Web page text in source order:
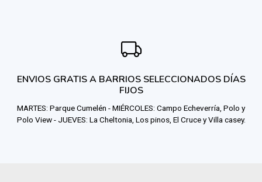
ENVIOS GRATIS A BARRIOS SELECCIONADOS DÍAS
FIJOS
MARTES: Parque Cumelén - MIÉRCOLES: Campo Echeverría, Polo y
Polo View - JUEVES: La Cheltonia, Los pinos, El Cruce y Villa casey.